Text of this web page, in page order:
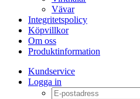
Vävar
Integritetspolicy
Köpvillkor
Om oss
Produktinformation
Kundservice
Logga in